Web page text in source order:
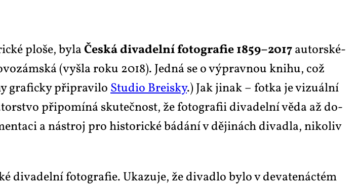
plo­še, by­laČes­ká di­va­del­ní fo­to­gra­fie 1859–2017au­tor­ské­
(vy­šla roku 2018). Jed­ná se o vý­prav­nou kni­hu, což
gra­fic­ky při­pra­vi­loStu­dio Bre­is­ky.) Jak ji­nak – fot­ka je vi­zu­ál­ní
při­po­mí­ná sku­teč­nost, že fo­to­gra­fii di­va­del­ní vě­da až do­
a ná­stroj pro his­to­ric­ké bá­dá­ní v dě­ji­nách di­va­dla, ni­ko­liv
di­va­del­ní fo­to­gra­fie. Uka­zu­je, že di­va­dlo by­lo v de­va­te­nác­tém